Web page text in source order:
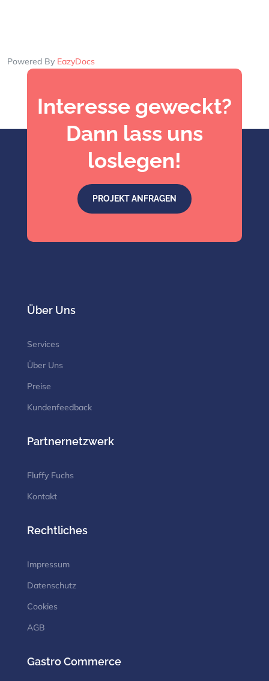
Powered By EazyDocs
Interesse geweckt?
Dann lass uns
loslegen!
PROJEKT ANFRAGEN
Über Uns
Services
Über Uns
Preise
Kundenfeedback
Partnernetzwerk
Fluffy Fuchs
Kontakt
Rechtliches
Impressum
Datenschutz
Cookies
AGB
Gastro Commerce